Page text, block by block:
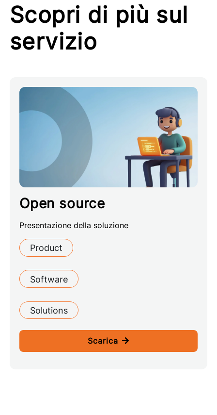
Scopri di più sul
servizio
Open source
Presentazione della soluzione
Product
Software
Solutions
Scarica